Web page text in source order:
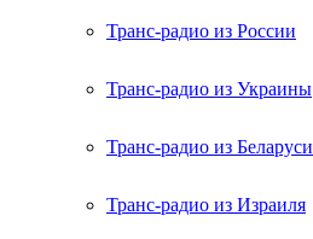
Транс-радио из России
Транс-радио из Украины
Транс-радио из Беларуси
Транс-радио из Израиля